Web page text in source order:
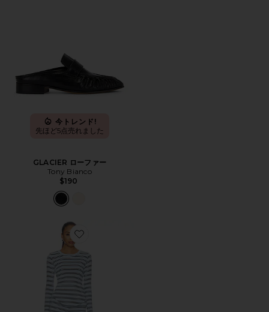
今トレンド!
先ほど5点売れました
GLACIER ローファー
Tony Bianco
$190
Favorite GENEVIEVE ショートパンツセット